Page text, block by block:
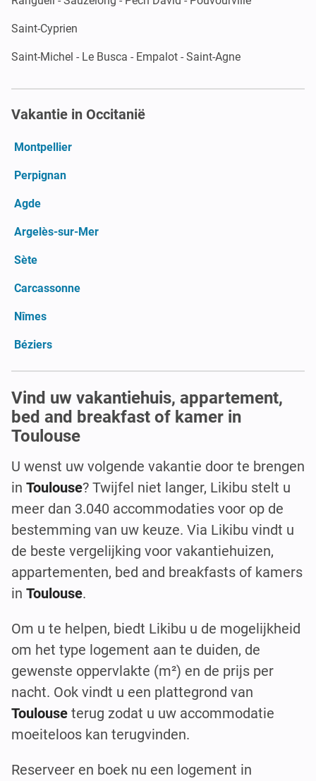
Saint-Cyprien
Saint-Michel - Le Busca - Empalot - Saint-Agne
Vakantie in Occitanië
Montpellier
Perpignan
Agde
Argelès-sur-Mer
Sète
Carcassonne
Nîmes
Béziers
Vind uw vakantiehuis, appartement,
bed and breakfast of kamer in
Toulouse
U wenst uw volgende vakantie door te brengen
in Toulouse? Twijfel niet langer, Likibu stelt u
meer dan 3.040 accommodaties voor op de
bestemming van uw keuze. Via Likibu vindt u
de beste vergelijking voor vakantiehuizen,
appartementen, bed and breakfasts of kamers
in Toulouse.
Om u te helpen, biedt Likibu u de mogelijkheid
om het type logement aan te duiden, de
gewenste oppervlakte (m²) en de prijs per
nacht. Ook vindt u een plattegrond van
Toulouse terug zodat u uw accommodatie
moeiteloos kan terugvinden.
Reserveer en boek nu een logement in